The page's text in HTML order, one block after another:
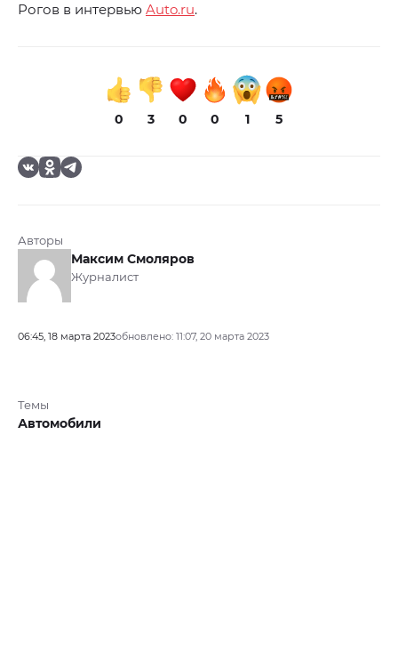
Рогов в интервью Auto.ru.
0 3 0 0 1 5
Авторы
Максим Смоляров
Журналист
06:45, 18 марта 2023обновлено: 11:07, 20 марта 2023
Темы
Автомобили